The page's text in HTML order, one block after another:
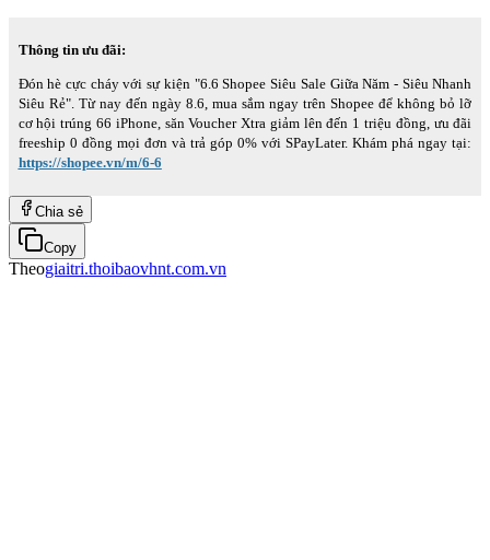
Thông tin ưu đãi:
Đón hè cực cháy với sự kiện "6.6 Shopee Siêu Sale Giữa Năm - Siêu Nhanh
Siêu Rẻ". Từ nay đến ngày 8.6, mua sắm ngay trên Shopee để không bỏ lỡ
cơ hội trúng 66 iPhone, săn Voucher Xtra giảm lên đến 1 triệu đồng, ưu đãi
freeship 0 đồng mọi đơn và trả góp 0% với SPayLater. Khám phá ngay tại:
https://shopee.vn/m/6-6
Chia sẻ
Copy
Theogiaitri.thoibaovhnt.com.vn